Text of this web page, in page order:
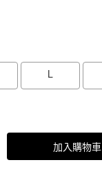
L
加入購物車